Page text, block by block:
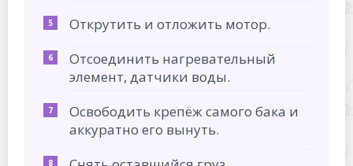
Открутить и отложить мотор.
Отсоединить нагревательный
элемент, датчики воды.
Освободить крепёж самого бака и
аккуратно его вынуть.